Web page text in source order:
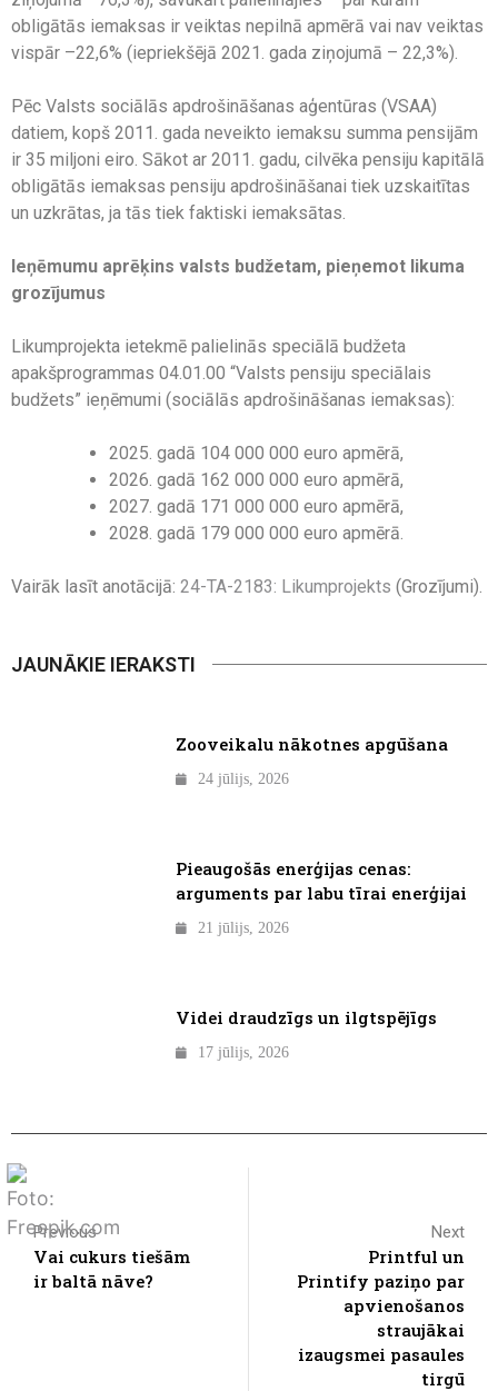
obligātās iemaksas ir veiktas nepilnā apmērā vai nav veiktas
vispār –22,6% (iepriekšējā 2021. gada ziņojumā – 22,3%).
Pēc Valsts sociālās apdrošināšanas aģentūras (VSAA)
datiem, kopš 2011. gada neveikto iemaksu summa pensijām
ir 35 miljoni eiro. Sākot ar 2011. gadu, cilvēka pensiju kapitālā
obligātās iemaksas pensiju apdrošināšanai tiek uzskaitītas
un uzkrātas, ja tās tiek faktiski iemaksātas.
Ieņēmumu aprēķins valsts budžetam, pieņemot likuma
grozījumus
Likumprojekta ietekmē palielinās speciālā budžeta
apakšprogrammas 04.01.00 “Valsts pensiju speciālais
budžets” ieņēmumi (sociālās apdrošināšanas iemaksas):
2025. gadā 104 000 000 euro apmērā,
2026. gadā 162 000 000 euro apmērā,
2027. gadā 171 000 000 euro apmērā,
2028. gadā 179 000 000 euro apmērā.
Vairāk lasīt anotācijā: 24-TA-2183: Likumprojekts (Grozījumi).
JAUNĀKIE IERAKSTI
Zooveikalu nākotnes apgūšana
24 jūlijs, 2026
Pieaugošās enerģijas cenas:
arguments par labu tīrai enerģijai
21 jūlijs, 2026
Videi draudzīgs un ilgtspējīgs
17 jūlijs, 2026
Previous
Vai cukurs tiešām
ir baltā nāve?
Next
Printful un
Printify paziņo par
apvienošanos
straujākai
izaugsmei pasaules
tirgū